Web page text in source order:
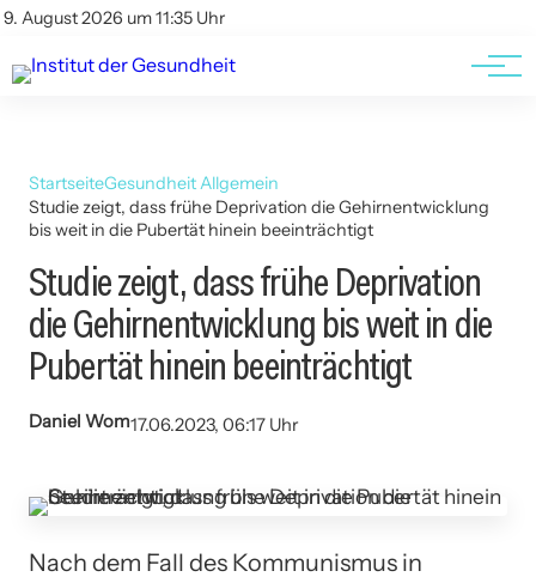
9. August 2026 um 11:35 Uhr
Kontakt
Kontakt
AGBs
StartseiteGesundheit Allgemein
Studie zeigt, dass frühe Deprivation die Gehirnentwicklung
bis weit in die Pubertät hinein beeinträchtigt
Studie zeigt, dass frühe Deprivation
die Gehirnentwicklung bis weit in die
Pubertät hinein beeinträchtigt
Daniel Wom17.06.2023, 06:17 Uhr
Nach dem Fall des Kommunismus in